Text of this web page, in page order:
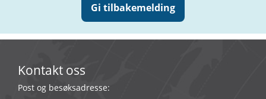
Gi tilbakemelding
Kontakt oss
Post og besøksadresse: